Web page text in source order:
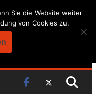
Sie die Website weiter
von Cookies zu.